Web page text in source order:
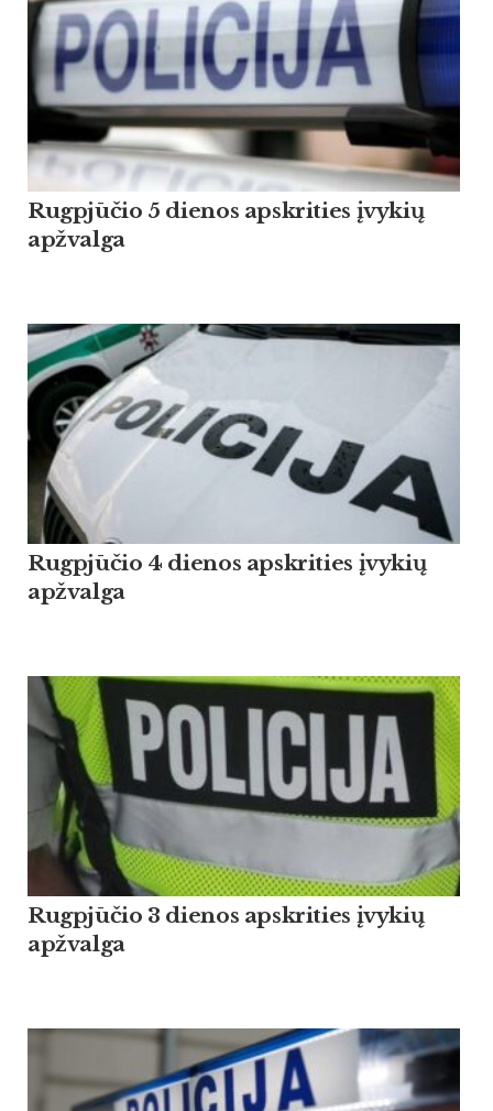
Rugpjūčio 5 dienos apskrities įvykių
apžvalga
Rugpjūčio 4 dienos apskrities įvykių
apžvalga
Rugpjūčio 3 dienos apskrities įvykių
apžvalga